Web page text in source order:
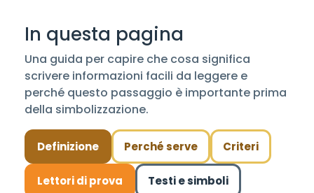
In questa pagina
Una guida per capire che cosa significa
scrivere informazioni facili da leggere e
perché questo passaggio è importante prima
della simbolizzazione.
Definizione Perché serve Criteri
Lettori di prova Testi e simboli